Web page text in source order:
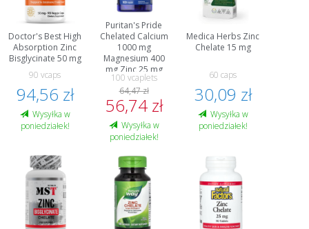
Doctor's Best High
Absorption Zinc
Bisglycinate 50 mg
90 vcaps
94,56 zł
Wysyłka w
poniedziałek!
Puritan's Pride
Chelated Calcium
1000 mg
Magnesium 400
mg Zinc 25 mg
100 vcaplets
64,47 zł
56,74 zł
Wysyłka w
poniedziałek!
Medica Herbs Zinc
Chelate 15 mg
60 caps
30,09 zł
Wysyłka w
poniedziałek!